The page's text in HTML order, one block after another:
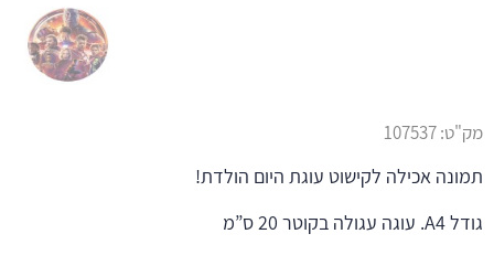
מק"ט:107537
תמונה אכילה לקישוט עוגת היום הולדת!
גודל A4. עוגה עגולה בקוטר 20 ס”מ